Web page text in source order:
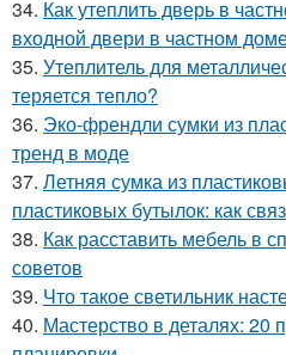
34. Как утеплить дверь в
входной двери в частном
35. Утеплитель для
теряется тепло?
36. Эко-френдли сумки из
тренд в моде
37. Летняя сумка из
пластиковых бутылок: как
38. Как расставить мебель в
советов
39. Что такое светильник
40. Мастерство в деталях: 20